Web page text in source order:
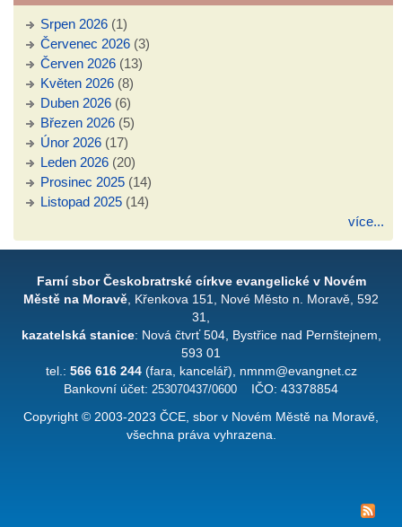
Srpen 2026 (1)
Červenec 2026 (3)
Červen 2026 (13)
Květen 2026 (8)
Duben 2026 (6)
Březen 2026 (5)
Únor 2026 (17)
Leden 2026 (20)
Prosinec 2025 (14)
Listopad 2025 (14)
více...
Farní sbor Českobratrské církve evangelické v Novém
Městě na Moravě , Křenkova 151, Nové Město n. Moravě, 592
31,
kazatelská stanice: Nová čtvrť 504, Bystřice nad Pernštejnem,
593 01
tel.: 566 616 244(fara, kancelář), nmnm@evangnet.cz
Bankovní účet: 253070437/0600 IČO: 43378854
Copyright © 2003-2023 ČCE, sbor v Novém Městě na Moravě,
všechna práva vyhrazena.